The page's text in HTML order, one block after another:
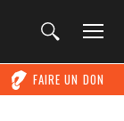
FAIRE UN DON